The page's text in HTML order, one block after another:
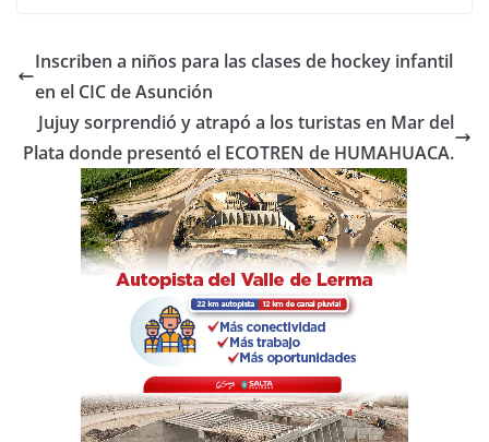
e
b
o
o
k
er s
A
p
p
p
ar
tir
Inscriben a niños para las clases de hockey infantil
en el CIC de Asunción
Jujuy sorprendió y atrapó a los turistas en Mar del
Plata donde presentó el ECOTREN de HUMAHUACA.